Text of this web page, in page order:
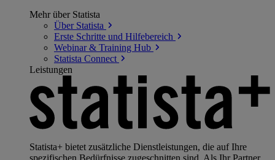
Mehr über Statista
Über Statista
Erste Schritte und Hilfebereich
Webinar & Training Hub
Statista Connect
Leistungen
Statista+ bietet zusätzliche Dienstleistungen, die auf Ihre
spezifischen Bedürfnisse zugeschnitten sind. Als Ihr Partner